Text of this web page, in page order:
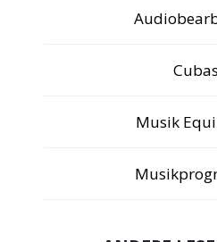
Musik